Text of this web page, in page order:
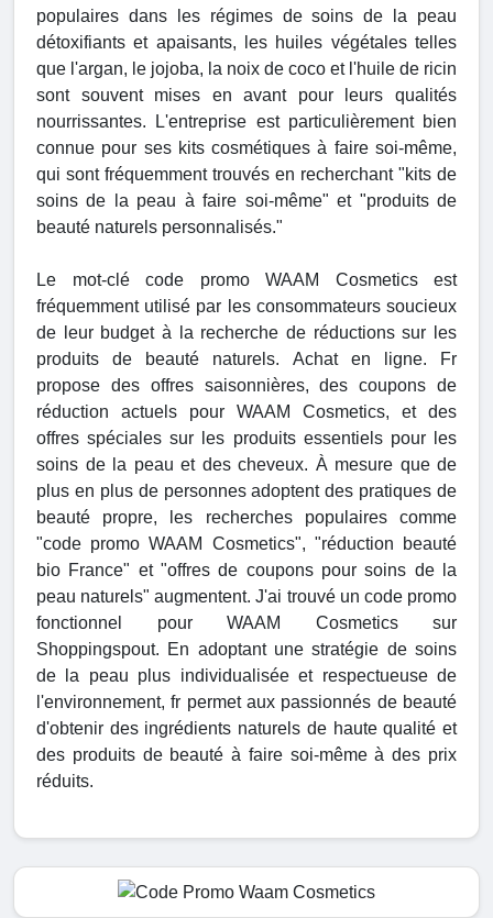
populaires dans les régimes de soins de la peau
détoxifiants et apaisants, les huiles végétales telles
que l'argan, le jojoba, la noix de coco et l'huile de ricin
sont souvent mises en avant pour leurs qualités
nourrissantes. L'entreprise est particulièrement bien
connue pour ses kits cosmétiques à faire soi-même,
qui sont fréquemment trouvés en recherchant "kits de
soins de la peau à faire soi-même" et "produits de
beauté naturels personnalisés."
Le mot-clé code promo WAAM Cosmetics est
fréquemment utilisé par les consommateurs soucieux
de leur budget à la recherche de réductions sur les
produits de beauté naturels. Achat en ligne. Fr
propose des offres saisonnières, des coupons de
réduction actuels pour WAAM Cosmetics, et des
offres spéciales sur les produits essentiels pour les
soins de la peau et des cheveux. À mesure que de
plus en plus de personnes adoptent des pratiques de
beauté propre, les recherches populaires comme
"code promo WAAM Cosmetics", "réduction beauté
bio France" et "offres de coupons pour soins de la
peau naturels" augmentent. J'ai trouvé un code promo
fonctionnel pour WAAM Cosmetics sur
Shoppingspout. En adoptant une stratégie de soins
de la peau plus individualisée et respectueuse de
l'environnement, fr permet aux passionnés de beauté
d'obtenir des ingrédients naturels de haute qualité et
des produits de beauté à faire soi-même à des prix
réduits.